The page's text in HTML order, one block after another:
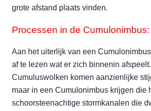
grote afstand plaats vinden.
Processen in de Cumulonimbus:
Aan het uiterlijk van een
af te lezen wat er zich binnenin
Cumuluswolken komen aanzienlijke
maar in een Cumulonimbus krijgen die
schoorsteenachtige stormkanalen die